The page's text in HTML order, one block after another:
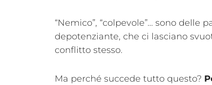
“Nemico”, “colpevole”… sono delle
depotenziante, che ci lasciano
conflitto stesso.
Ma perché succede tutto questo?